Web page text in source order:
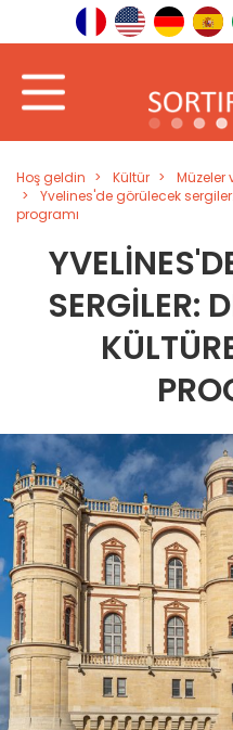
Hoş geldin Kültür
Müzeler
Yvelines'de görülecek
programı
SERGILER: